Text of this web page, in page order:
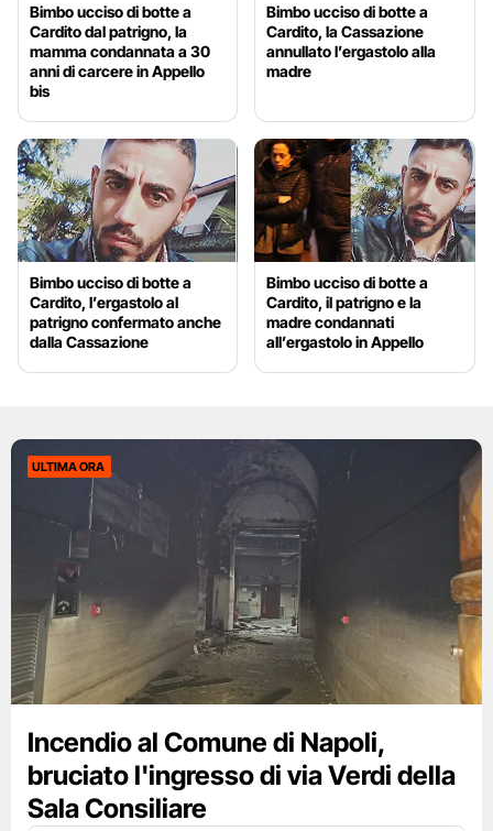
Bimbo ucciso di botte a
Cardito dal patrigno, la
mamma condannata a 30
anni di carcere in Appello
bis
Bimbo ucciso di botte a
Cardito, la Cassazione
annullato l’ergastolo alla
madre
Bimbo ucciso di botte a
Cardito, l’ergastolo al
patrigno confermato anche
dalla Cassazione
Bimbo ucciso di botte a
Cardito, il patrigno e la
madre condannati
all’ergastolo in Appello
ULTIMA ORA
Incendio al Comune di Napoli,
bruciato l'ingresso di via Verdi della
Sala Consiliare